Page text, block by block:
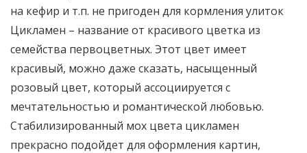
на кефир и т.п. не пригоден для кормления улиток
Цикламен – название от красивого цветка из
семейства первоцветных. Этот цвет имеет
красивый, можно даже сказать, насыщенный
розовый цвет, который ассоциируется с
мечтательностью и романтической любовью.
Стабилизированный мох цвета цикламен
прекрасно подойдет для оформления картин,